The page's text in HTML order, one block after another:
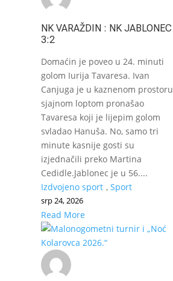
NK VARAŽDIN : NK JABLONEC
3:2
Domaćin je poveo u 24. minuti
golom Iurija Tavaresa. Ivan
Canjuga je u kaznenom prostoru
sjajnom loptom pronašao
Tavaresa koji je lijepim golom
svladao Hanuša. No, samo tri
minute kasnije gosti su
izjednačili preko Martina
Cedidle.Jablonec je u 56....
Izdvojeno sport , Sport
srp 24, 2026
Read More